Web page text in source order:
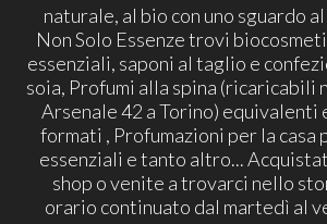
naturale, al bio con uno sguardo
Non Solo Essenze trovi
essenziali, saponi al taglio e
soia, Profumi alla spina (ricaricabili
Arsenale 42 a Torino) equivalenti
formati , Profumazioni per la casa
essenziali e tanto altro...
shop o venite a trovarci nello
orario continuato dal martedì al